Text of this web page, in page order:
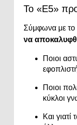
Το «E5»
Σύμφωνα με το
να
Ποιοι
Ποιοι
κύκλοι
Και